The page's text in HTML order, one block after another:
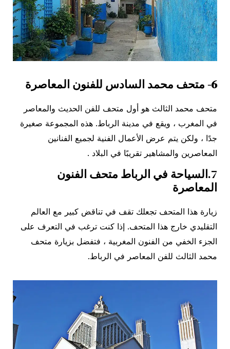
6- متحف محمد السادس للفنون المعاصرة
متحف محمد الثالث هو أول متحف للفن الحديث والمعاصر
في المغرب ، ويقع في مدينة الرباط. هذه المجموعة صغيرة
جدًا ، ولكن يتم عرض الأعمال الفنية لجميع الفنانين
المعاصرين والمشاهير تقريبًا في البلاد .
7. السياحة في الرباط متحف الفنون
المعاصرة
زيارة هذا المتحف تجعلك تقف في تناقض كبير مع العالم
التقليدي خارج هذا المتحف. إذا كنت ترغب في التعرف على
الجزء الخفي من الفنون المغربية ، فتفضل بزيارة متحف
محمد الثالث للفن المعاصر في الرباط. ‏ ‏